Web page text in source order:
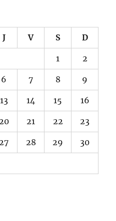
J V S D
1 2
6 7 8 9
13 14 15 16
20 21 22 23
27 28 29 30